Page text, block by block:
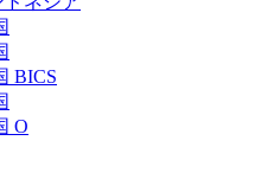
BICS
O